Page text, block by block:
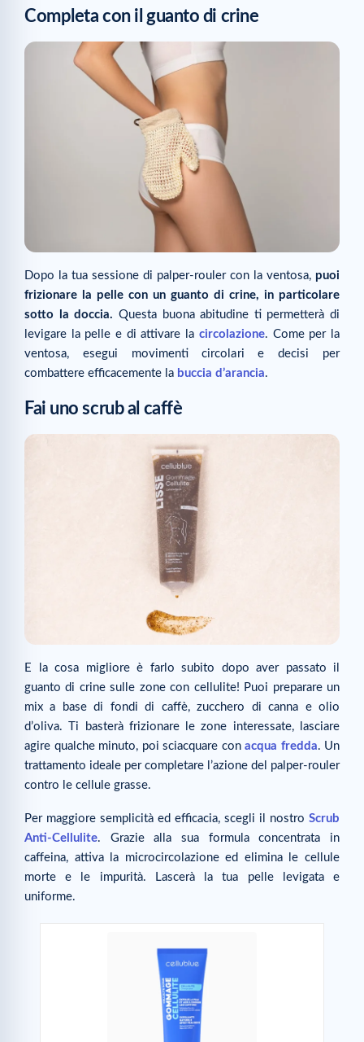
Completa con il guanto di crine
Dopo la tua sessione di palper-rouler con la ventosa, puoi
frizionare la pelle con un guanto di crine, in particolare
sotto la doccia. Questa buona abitudine ti permetterà di
levigare la pelle e di attivare la circolazione. Come per la
ventosa, esegui movimenti circolari e decisi per
combattere efficacemente la buccia d’arancia.
Fai uno scrub al caffè
E la cosa migliore è farlo subito dopo aver passato il
guanto di crine sulle zone con cellulite! Puoi preparare un
mix a base di fondi di caffè, zucchero di canna e olio
d’oliva. Ti basterà frizionare le zone interessate, lasciare
agire qualche minuto, poi sciacquare con acqua fredda. Un
trattamento ideale per completare l’azione del palper-rouler
contro le cellule grasse.
Per maggiore semplicità ed efficacia, scegli il nostro Scrub
Anti-Cellulite. Grazie alla sua formula concentrata in
caffeina, attiva la microcircolazione ed elimina le cellule
morte e le impurità. Lascerà la tua pelle levigata e
uniforme.